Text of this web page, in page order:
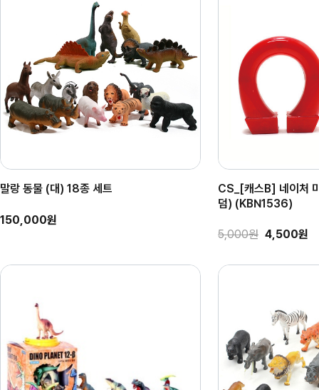
말랑 동물 (대) 18종 세트
150,000원
CS_[캐스B] 네이처
덤) (KBN1536)
5,000원 4,500원